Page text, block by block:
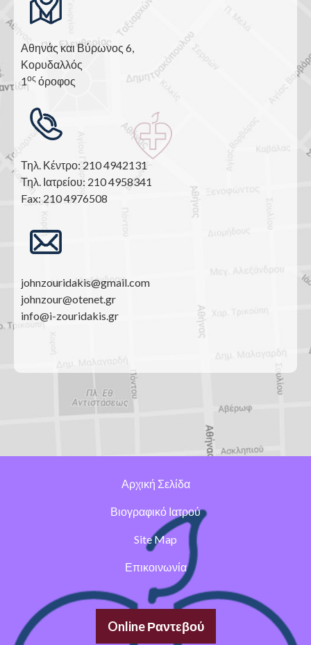
Αθηνάς και Βύρωνος 6,
Κορυδαλλός
1ος όροφος
Τηλ. Κέντρο: 210 4942131
Τηλ. Ιατρείου: 210 4958341
Fax: 210 4976508
johnzouridakis@gmail.com
johnzour@otenet.gr
info@i-zouridakis.gr
Αρχική Σελίδα
Βιογραφικό Ιατρού
Site Map
Επικοινωνία
Online Ραντεβού